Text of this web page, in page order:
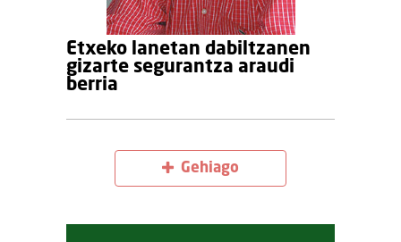
Etxeko lanetan dabiltzanen
gizarte segurantza araudi
berria
Gehiago